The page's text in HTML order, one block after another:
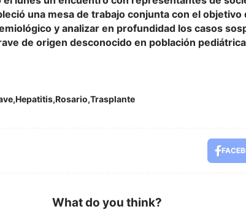
una mesa de trabajo conjunta con el objetivo
y analizar en profundidad los casos
de origen desconocido en población
Hepatitis Rosario Trasplante
What do you think?